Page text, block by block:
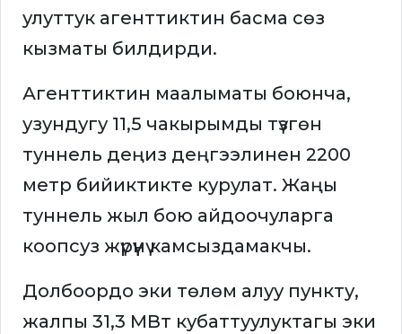
улуттук агенттиктин басма сөз
кызматы билдирди.
Агенттиктин маалыматы боюнча,
узундугу 11,5 чакырымды түзгөн
туннель деңиз деңгээлинен 2200
метр бийиктикте курулат. Жаңы
туннель жыл бою айдоочуларга
коопсуз жүрүүнү камсыздамакчы.
Долбоордо эки төлөм алуу пункту,
жалпы 31,3 МВт кубаттуулуктагы эки